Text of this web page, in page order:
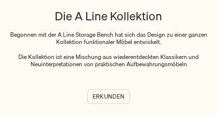
Die A Line Kollektion
Begonnen mit der A Line Storage Bench hat sich das Design zu einer ganzen
Kollektion funktionaler Möbel entwickelt.
Die Kollektion ist eine Mischung aus wiederentdeckten Klassikern und
Neuinterpretationen von praktischen Aufbewahrungsmöbeln
ERKUNDEN